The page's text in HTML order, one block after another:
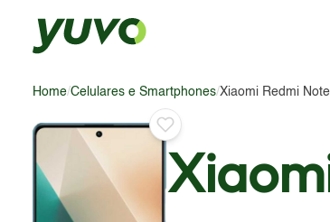
Home/Celulares e Smartphones/Xiaomi Redmi